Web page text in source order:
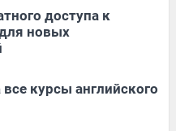
доступа к
новых
курсы английского